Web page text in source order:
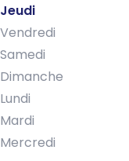
Jeudi
Vendredi
Samedi
Dimanche
Lundi
Mardi
Mercredi